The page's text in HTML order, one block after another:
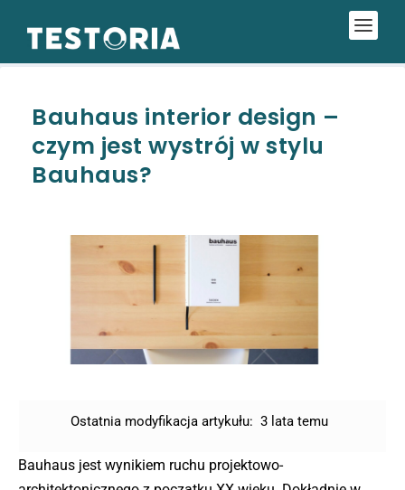
Bauhaus interior design –
czym jest wystrój w stylu
Bauhaus?
Ostatnia modyfikacja artykułu: 3 lata temu
Bauhaus jest wynikiem ruchu projektowo-